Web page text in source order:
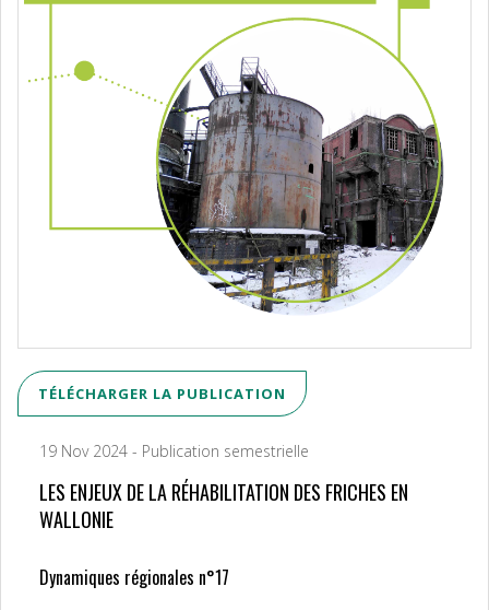
TÉLÉCHARGER LA PUBLICATION
19 Nov 2024 - Publication semestrielle
LES ENJEUX DE LA RÉHABILITATION DES FRICHES EN
WALLONIE
Dynamiques régionales n°17